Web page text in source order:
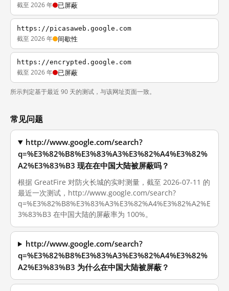
截至 2026 年 已屏蔽
https://picasaweb.google.com
截至 2026 年 间歇性
https://encrypted.google.com
截至 2026 年 已屏蔽
所示判定基于最近 90 天的测试，与该网址页面一致。
常见问题
http://www.google.com/search?
q=%E3%82%B8%E3%83%A3%E3%82%A4%E3%82%
A2%E3%83%B3 现在在中国大陆被屏蔽吗？
根据 GreatFire 对防火长城的实时测量，截至 2026-07-11 的
最近一次测试，http://www.google.com/search?
q=%E3%82%B8%E3%83%A3%E3%82%A4%E3%82%A2%E
3%83%B3 在中国大陆的屏蔽率为 100%。
http://www.google.com/search?
q=%E3%82%B8%E3%83%A3%E3%82%A4%E3%82%
A2%E3%83%B3 为什么在中国大陆被屏蔽？